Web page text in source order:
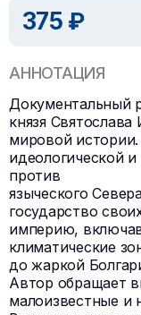
375 ₽
АННОТАЦИЯ
Документальный
князя
мировой
идеологической
против
языческого
государство
империю,
климатические
до жаркой
Автор обращает
малоизвестные и